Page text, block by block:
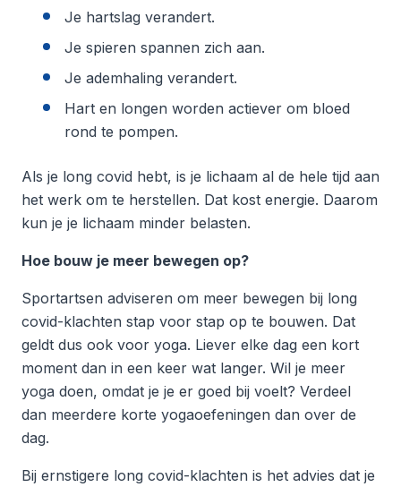
Je hartslag verandert.
Je spieren spannen zich aan.
Je ademhaling verandert.
Hart en longen worden actiever om bloed
rond te pompen.
Als je long covid hebt, is je lichaam al de hele tijd aan
het werk om te herstellen. Dat kost energie. Daarom
kun je je lichaam minder belasten.
Hoe bouw je meer bewegen op?
Sportartsen adviseren om meer bewegen bij long
covid-klachten stap voor stap op te bouwen. Dat
geldt dus ook voor yoga. Liever elke dag een kort
moment dan in een keer wat langer. Wil je meer
yoga doen, omdat je je er goed bij voelt? Verdeel
dan meerdere korte yogaoefeningen dan over de
dag.
Bij ernstigere long covid-klachten is het advies dat je